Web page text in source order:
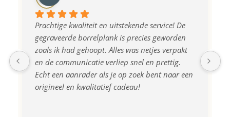
Prachtige kwaliteit en uitstekende service! De
gegraveerde borrelplank is precies geworden
zoals ik had gehoopt. Alles was netjes verpakt
en de communicatie verliep snel en prettig.
Echt een aanrader als je op zoek bent naar een
origineel en kwalitatief cadeau!